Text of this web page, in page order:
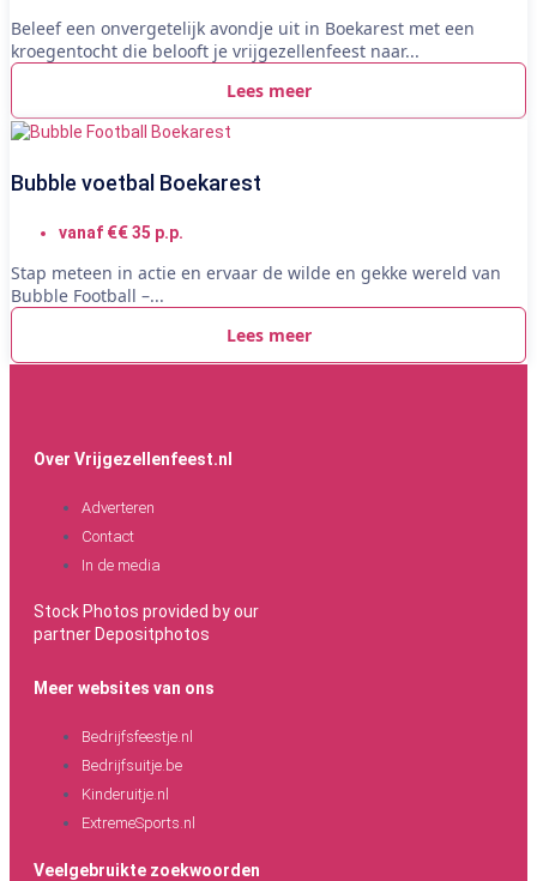
Beleef een onvergetelijk avondje uit in Boekarest met een
kroegentocht die belooft je vrijgezellenfeest naar...
Lees meer
Bubble voetbal Boekarest
vanaf €€ 35 p.p.
Stap meteen in actie en ervaar de wilde en gekke wereld van
Bubble Football –...
Lees meer
Over Vrijgezellenfeest.nl
Adverteren
Contact
In de media
Stock Photos provided by our
partner Depositphotos
Meer websites van ons
Bedrijfsfeestje.nl
Bedrijfsuitje.be
Kinderuitje.nl
ExtremeSports.nl
Veelgebruikte zoekwoorden